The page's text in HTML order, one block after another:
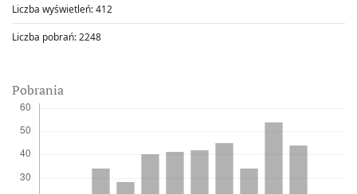
Liczba wyświetleń:412
Liczba pobrań:2248
Pobrania